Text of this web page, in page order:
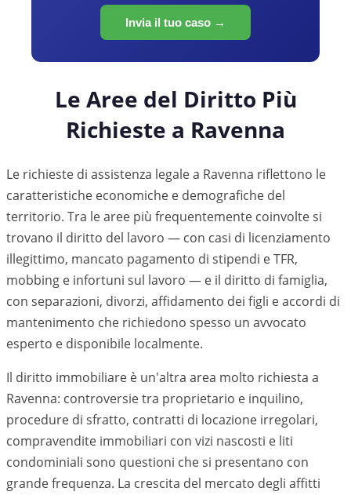
Invia il tuo caso →
Le Aree del Diritto Più
Richieste a Ravenna
Le richieste di assistenza legale a Ravenna riflettono le
caratteristiche economiche e demografiche del
territorio. Tra le aree più frequentemente coinvolte si
trovano il diritto del lavoro — con casi di licenziamento
illegittimo, mancato pagamento di stipendi e TFR,
mobbing e infortuni sul lavoro — e il diritto di famiglia,
con separazioni, divorzi, affidamento dei figli e accordi di
mantenimento che richiedono spesso un avvocato
esperto e disponibile localmente.
Il diritto immobiliare è un'altra area molto richiesta a
Ravenna: controversie tra proprietario e inquilino,
procedure di sfratto, contratti di locazione irregolari,
compravendite immobiliari con vizi nascosti e liti
condominiali sono questioni che si presentano con
grande frequenza. La crescita del mercato degli affitti